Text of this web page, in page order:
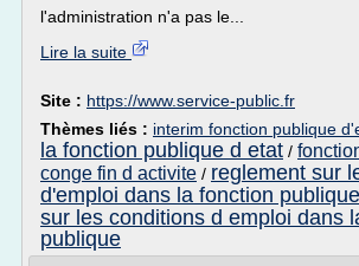
l'administration n'a pas le...
Lire la suite
Site : https://www.service-public.fr
Thèmes liés : interim fonction publique
la fonction publique d etat /
conge fin d activite / reglement sur
d'emploi dans la fonction publique
sur les conditions d emploi dans
publique